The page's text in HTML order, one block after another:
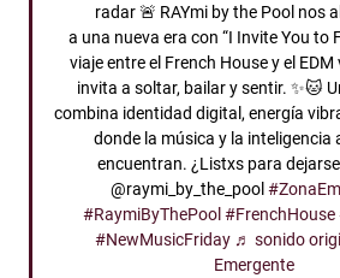
radar 🚨 RAYmi by the Pool nos
a una nueva era con “I Invite You to
viaje entre el French House y el
invita a soltar, bailar y sentir. ✨🐱
combina identidad digital, energía
donde la música y la inteligencia
encuentran. ¿Listxs para
@raymi_by_the_pool
#RaymiByThePool #FrenchHouse
#NewMusicFriday ♬ sonido
Emergente